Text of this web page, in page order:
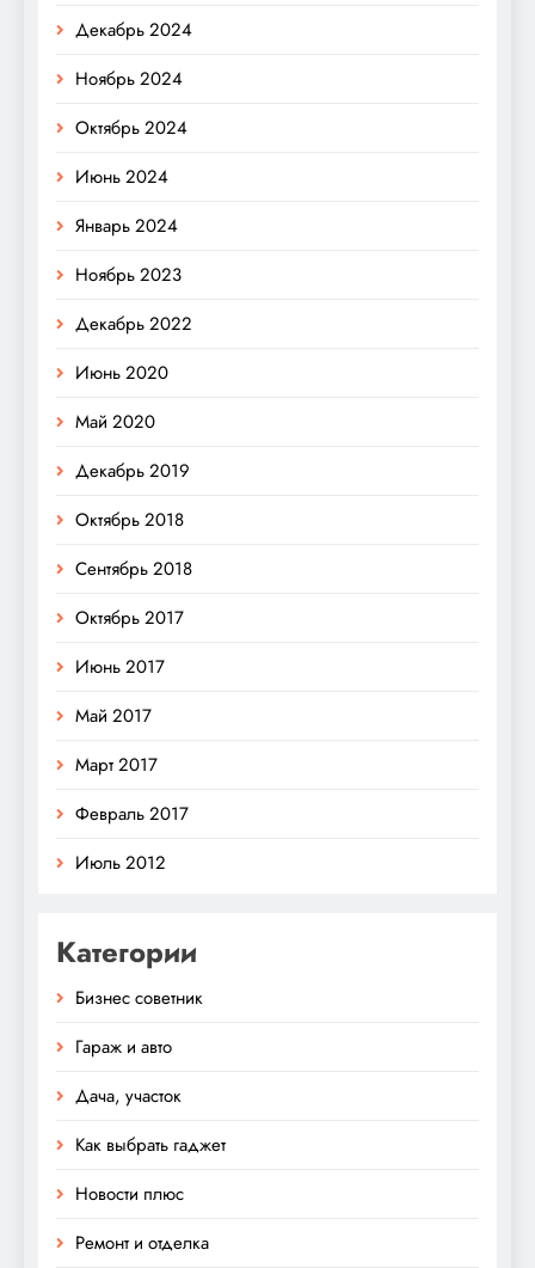
Декабрь 2024
Ноябрь 2024
Октябрь 2024
Июнь 2024
Январь 2024
Ноябрь 2023
Декабрь 2022
Июнь 2020
Май 2020
Декабрь 2019
Октябрь 2018
Сентябрь 2018
Октябрь 2017
Июнь 2017
Май 2017
Март 2017
Февраль 2017
Июль 2012
Категории
Бизнес советник
Гараж и авто
Дача, участок
Как выбрать гаджет
Новости плюс
Ремонт и отделка